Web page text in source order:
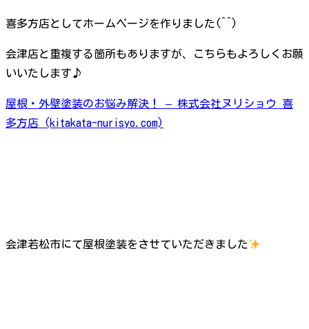
喜多方店としてホームページを作りました(^^)
会津店と重複する箇所もありますが、こちらもよろしくお願
いいたします♪
屋根・外壁塗装のお悩み解決！ – 株式会社ヌリショウ 喜
多方店 (kitakata-nurisyo.com)
会津若松市にて屋根塗装をさせていただきました